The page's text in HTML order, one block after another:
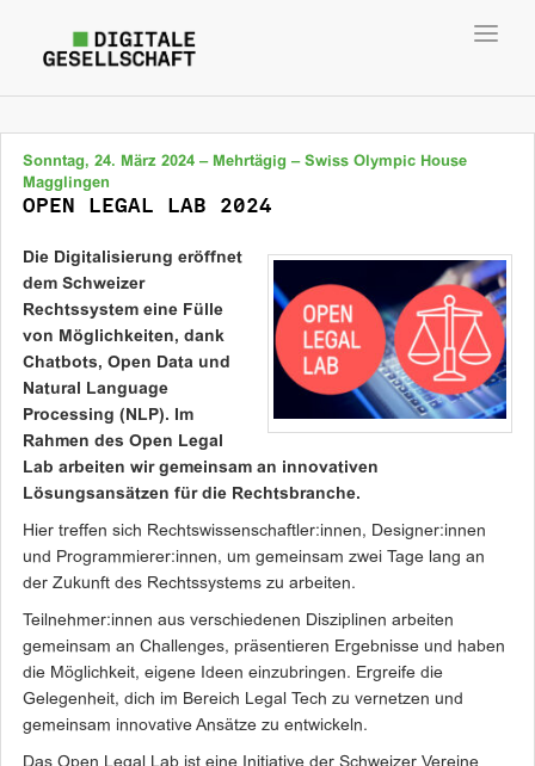
Sonntag, 24. März 2024 – Mehrtägig – Swiss Olympic House
Magglingen
OPEN LEGAL LAB 2024
Die Digitalisierung eröffnet
dem Schweizer
Rechtssystem eine Fülle
von Möglichkeiten, dank
Chatbots, Open Data und
Natural Language
Processing (NLP). Im
Rahmen des Open Legal
Lab arbeiten wir gemeinsam an innovativen
Lösungsansätzen für die Rechtsbranche.
Hier treffen sich Rechtswissenschaftler:innen, Designer:innen
und Programmierer:innen, um gemeinsam zwei Tage lang an
der Zukunft des Rechtssystems zu arbeiten.
Teilnehmer:innen aus verschiedenen Disziplinen arbeiten
gemeinsam an Challenges, präsentieren Ergebnisse und haben
die Möglichkeit, eigene Ideen einzubringen. Ergreife die
Gelegenheit, dich im Bereich Legal Tech zu vernetzen und
gemeinsam innovative Ansätze zu entwickeln.